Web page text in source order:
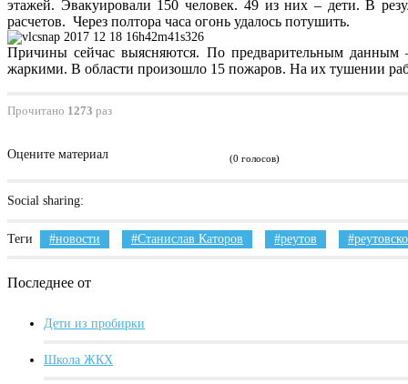
этажей. Эвакуировали 150 человек. 49 из них – дети. В
расчетов. Через полтора часа огонь удалось потушить.
Причины сейчас выясняются. По предварительным
жаркими. В области произошло 15 пожаров. На их тушении
Прочитано 1273 раз
Оцените материал (0 голосов)
Social sharing:
Теги новости Станислав Каторов реутов
Последнее от
Дети из пробирки
Школа ЖКХ